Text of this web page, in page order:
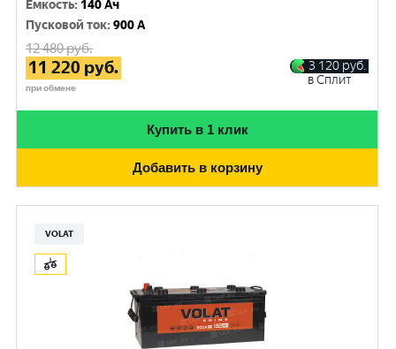
Емкость: 140 Ач
Пусковой ток:900 A
12 480руб.
11 220 руб.
при обмене
3 120 руб.
в Сплит
Купить в 1 клик
Добавить в корзину
VOLAT